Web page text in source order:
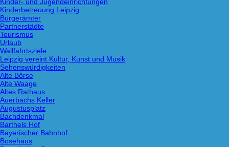
Kinderbetreuung Leipzig
Bürgerämter
Partnerstädte
Tourismus
Urlaub
Wallfahrtsziele
Leipzig vereint Kultur, Kunst und Musik
Sehenswürdigkeiten
Alte Börse
Alte Waage
Altes Rathaus
Auerbachs Keller
Augustusplatz
Bachdenkmal
Barthels Hof
Bayerischer Bahnhof
Bosehaus